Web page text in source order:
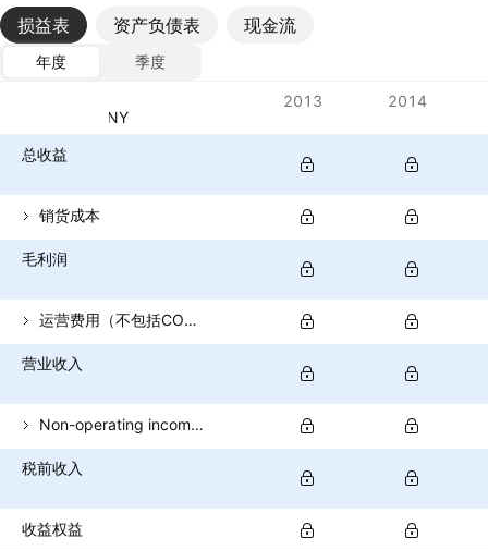
损益表 资产负债表 现金流
年度
季度
货币：CNY
2013 2014
总收益
销货成本
毛利润
运营费用（不包括COGS）
营业收入
Non-operating income (total)
税前收入
收益权益